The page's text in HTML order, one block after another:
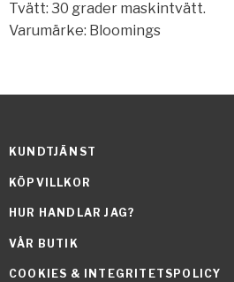
Tvätt: 30 grader maskintvätt.
Varumärke: Bloomings
KUNDTJÄNST
KÖPVILLKOR
HUR HANDLAR JAG?
VÅR BUTIK
COOKIES & INTEGRITETSPOLICY